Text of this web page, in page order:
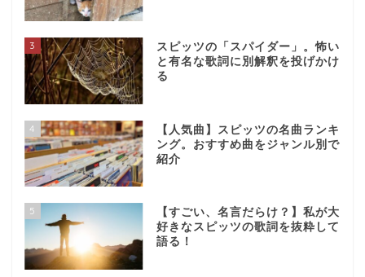
3
スピッツの「スパイダー」。怖い
と有名な歌詞に別解釈を投げかけ
る
4
【人気曲】スピッツの名曲ランキ
ング。おすすめ曲をジャンル別で
紹介
5
【すごい、名言だらけ？】私が大
好きなスピッツの歌詞を抜粋して
語る！